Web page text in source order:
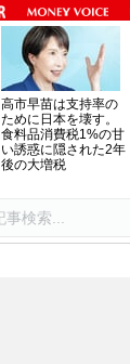
高市早苗は支持率の
ために日本を壊す。
食料品消費税1%の甘
い誘惑に隠された2年
後の大増税